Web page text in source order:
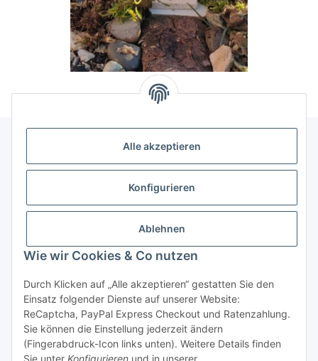
Alle akzeptieren
Konfigurieren
Ablehnen
Wie wir Cookies & Co nutzen
Durch Klicken auf „Alle akzeptieren“ gestatten Sie den
Einsatz folgender Dienste auf unserer Website:
ReCaptcha, PayPal Express Checkout und Ratenzahlung.
Sie können die Einstellung jederzeit ändern
(Fingerabdruck-Icon links unten). Weitere Details finden
Sie unter Konfigurieren und in unserer
Allgemeine Informationen
Rechtliche Infomationen
Service
Vertrag widerrufen